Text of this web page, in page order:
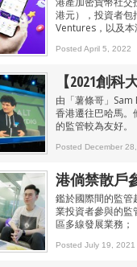
港元），投資者
Ventures，以及本
Posted April 5, 2022
【2021創
由「薯條哥」
香港遷往巴哈馬。
的監管較為友好。
Posted December
港倘禁散戶
鑑於國際間的監管
業投資者參與的
區多線發展業務；
Posted July 19, 2021